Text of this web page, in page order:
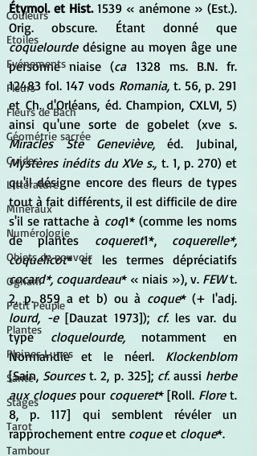
Couleurs
Etoiles
Evénements
Fleurs
Fleurs de Bach
Géométrie sacrée
Guides
Littérature
Minéraux
Numérologie
Objets de pouvoir
Ogham
Petit Peuple
Plantes
Pleines Lunes
Santé
Stages
Tarot
Tambour
Étymol. et Hist. 1539 « anémone » (Est.).
coquelourde désigne au moyen âge une
personne niaise (ca 1328 ms. B.N. fr.
12483 fol. 147 vods Romania, t. 56, p. 291
et Ch. d'Orléans, éd. Champion, CXLVI, 5)
Miracles Ste Geneviève,
Mystères inédits du XVe s., t. 1, p. 270) et
qu'il désigne encore des fleurs de types
tout à fait différents, il est difficile de dire
s'il se rattache à coq1* (comme les noms
de plantes coqueret1*, coquerelle*,
coquelicot
cocard*, coquardeau* « niais »), v. FEW t.
2, p. 859 a et b) ou à coque
lourd, -e [Dauzat 1973]); cf. les var. du
type cloquelourde, notamment en
Normandie et le néerl. Klockenblom
[Sain, Sources t. 2, p. 325]; cf. aussi herbe
aux cloques pour coqueret* [Roll. Flore t.
8, p. 117] qui semblent révéler un
rapprochement entre coque et cloque*.